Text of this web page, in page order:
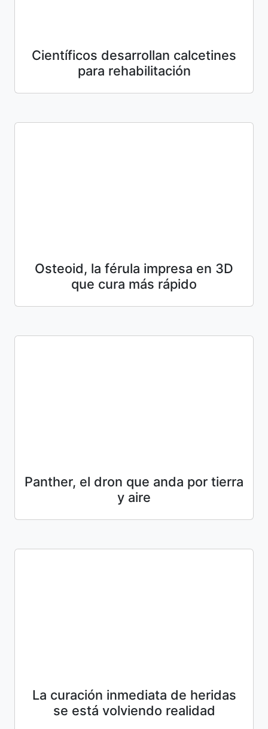
Científicos desarrollan calcetines
para rehabilitación
Osteoid, la férula impresa en 3D
que cura más rápido
Panther, el dron que anda por tierra
y aire
La curación inmediata de heridas
se está volviendo realidad